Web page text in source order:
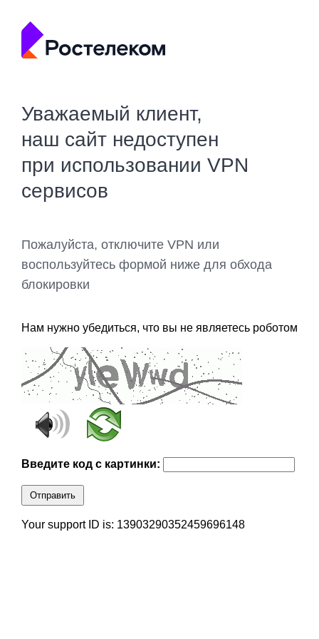
Уважаемый клиент,
наш сайт недоступен
при использовании VPN
сервисов
Пожалуйста, отключите VPN или
воспользуйтесь формой ниже для обхода
блокировки
Нам нужно убедиться, что вы не являетесь роботом
Введите код с картинки:
Отправить
Your support ID is: 13903290352459696148